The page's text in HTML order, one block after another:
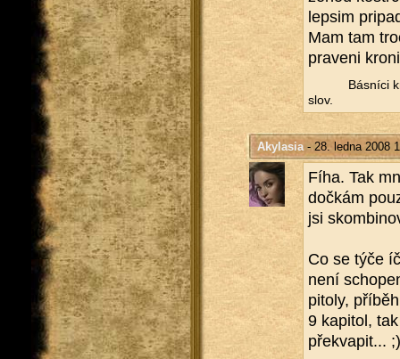
lep­sim
Mam tam
pra­ve­ni
Bás­ní­ci
slov.
Akylasia- 28. ledna 2008
Fíha. Tak
do­čkám
jsi
Co se týče
není
pi­to­ly,
9 ka­pi­tol,
pře­kva­pit... ;)